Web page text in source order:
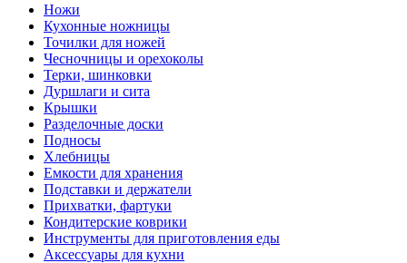
Ножи
Кухонные ножницы
Точилки для ножей
Чесночницы и орехоколы
Терки, шинковки
Дуршлаги и сита
Крышки
Разделочные доски
Подносы
Хлебницы
Емкости для хранения
Подставки и держатели
Прихватки, фартуки
Кондитерские коврики
Инструменты для приготовления еды
Аксессуары для кухни